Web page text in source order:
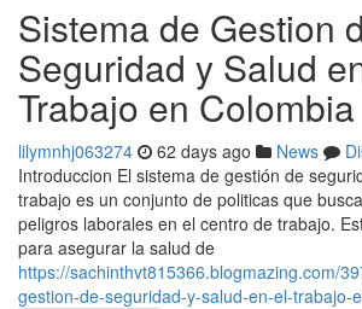
Sistema de Gestion
Seguridad y Salud
Trabajo en Colombia
lilymnhj063274 62 days ago News
Introduccion El sistema de gestión de
trabajo es un conjunto de politicas que
peligros laborales en el centro de trabajo.
para asegurar la salud de
https://sachinthvt815366.blogmazing.com/
gestion-de-seguridad-y-salud-en-el-trabajo-